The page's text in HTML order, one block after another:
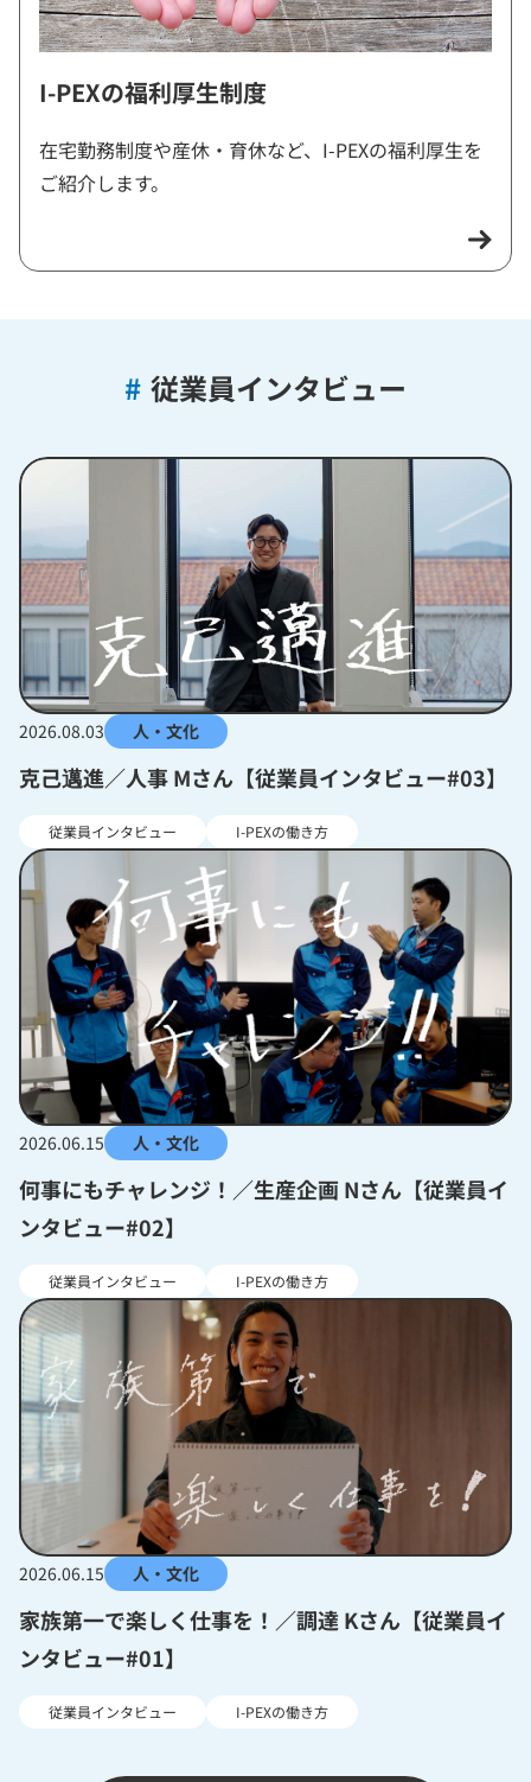
I-PEXの福利厚生制度
在宅勤務制度や産休・育休など、I-PEXの福利厚生を
ご紹介します。
# 従業員インタビュー
2026.08.03 人・文化
克己邁進／人事 Mさん【従業員インタビュー#03】
従業員インタビュー I-PEXの働き方
2026.06.15 人・文化
何事にもチャレンジ！／生産企画 Nさん【従業員イ
ンタビュー#02】
従業員インタビュー I-PEXの働き方
2026.06.15 人・文化
家族第一で楽しく仕事を！／調達 Kさん【従業員イ
ンタビュー#01】
従業員インタビュー I-PEXの働き方